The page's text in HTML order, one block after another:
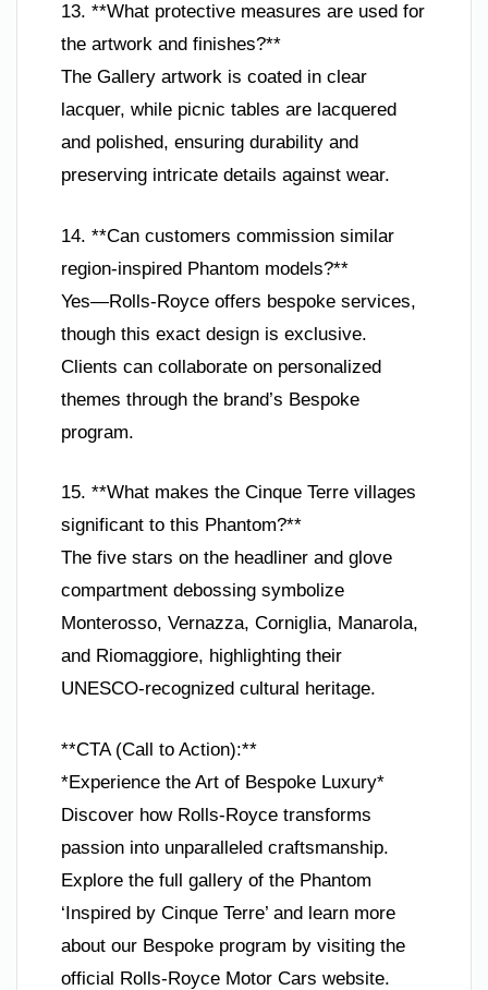
13. **What protective measures are used for
the artwork and finishes?**
The Gallery artwork is coated in clear
lacquer, while picnic tables are lacquered
and polished, ensuring durability and
preserving intricate details against wear.
14. **Can customers commission similar
region-inspired Phantom models?**
Yes—Rolls-Royce offers bespoke services,
though this exact design is exclusive.
Clients can collaborate on personalized
themes through the brand’s Bespoke
program.
15. **What makes the Cinque Terre villages
significant to this Phantom?**
The five stars on the headliner and glove
compartment debossing symbolize
Monterosso, Vernazza, Corniglia, Manarola,
and Riomaggiore, highlighting their
UNESCO-recognized cultural heritage.
**CTA (Call to Action):**
*Experience the Art of Bespoke Luxury*
Discover how Rolls-Royce transforms
passion into unparalleled craftsmanship.
Explore the full gallery of the Phantom
‘Inspired by Cinque Terre’ and learn more
about our Bespoke program by visiting the
official Rolls-Royce Motor Cars website.